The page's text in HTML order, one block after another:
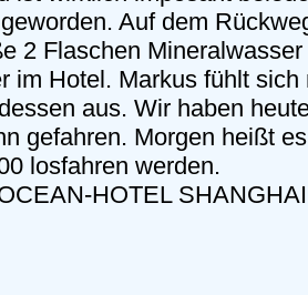
Auf dem
2 Flaschen
im Hotel. Markus fühlt
aus. Wir haben
gefahren. Morgen heißt
losfahren werden.
HOTEL SHANGHAI